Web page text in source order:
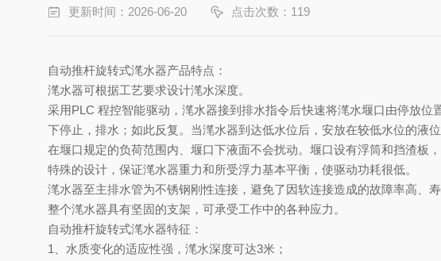
更新时间：2026-06-20 点击次数：119
自动推杆旋转式滗水器产品特点：
滗水器可根据工艺要求设计滗水深度。
采用PLC 程控智能驱动，滗水器接到排水指令后快速将滗水堰口由停放
下停止，排水；如此反复。当滗水器到达低水位后，安放在较低水位的液
在堰口规定的负荷范围内、堰口下液面不会扰动。堰口设有浮筒和挡渣板，
特殊的设计，保证滗水器重力和所受浮力基本平衡，使驱动功耗很低。
滗水器至主排水管为不锈钢刚性连接，避免了因软连接造成的故障率高、
整个滗水器具有坚固的支架，可承受工作中的各种应力。
自动推杆旋转式滗水器特征：
1、水质变化的适应性强，滗水深度可达3米；